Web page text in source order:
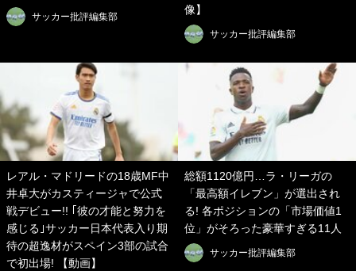
サッカー批評編集部
像】
サッカー批評編集部
レアル・マドリードの18歳MF中
井卓大がカスティージャで公式
戦デビュー!! ｢彼の才能と努力を
感じる｣サッカー日本代表入り期
待の超逸材がスペイン3部の試合
で初出場! 【動画】
総額1120億円…ラ・リーガの
「最高額イレブン」が選出され
る! 各ポジションの「市場価値1
位」がそろった豪華すぎる11人
サッカー批評編集部